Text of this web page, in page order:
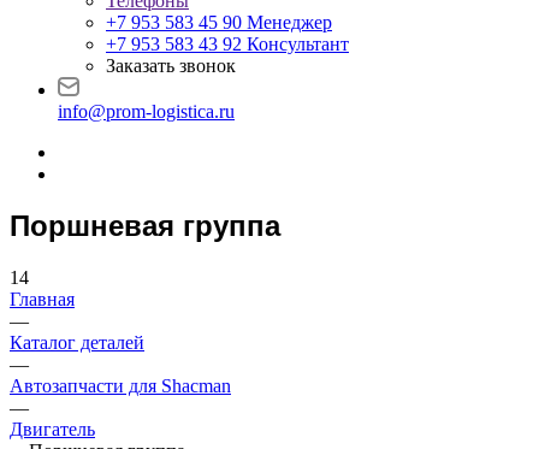
+7 953 583 45 90 Менеджер
+7 953 583 43 92 Консультант
Заказать звонок
info@prom-logistica.ru
Поршневая группа
14
Главная
—
Каталог деталей
—
Автозапчасти для Shacman
—
Двигатель